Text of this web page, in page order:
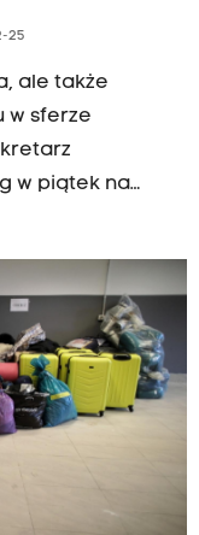
25
ale także
w sferze
w piątek na